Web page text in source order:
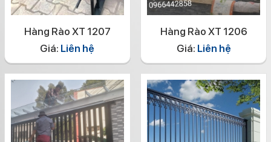
Hàng Rào XT 1207
Giá: Liên hệ
Hàng Rào XT 1206
Giá: Liên hệ